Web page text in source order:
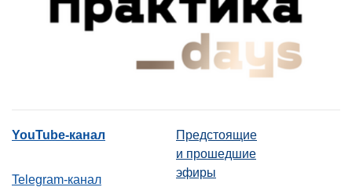
YouTube-канал
Telegram-канал
Предстоящие
и прошедшие
эфиры